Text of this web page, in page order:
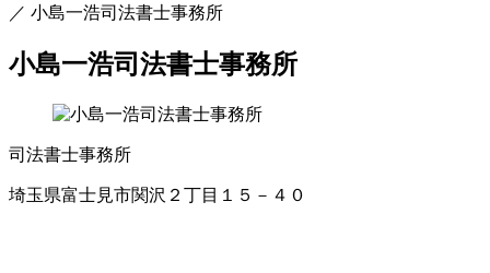
／ 小島一浩司法書士事務所
小島一浩司法書士事務所
司法書士事務所
埼玉県富士見市関沢２丁目１５－４０